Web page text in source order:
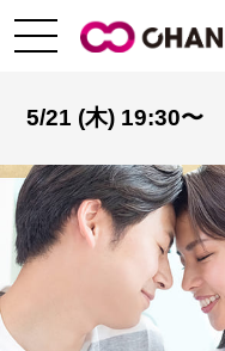
5/21 (木) 19:30〜